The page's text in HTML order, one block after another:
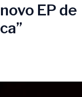
EP de